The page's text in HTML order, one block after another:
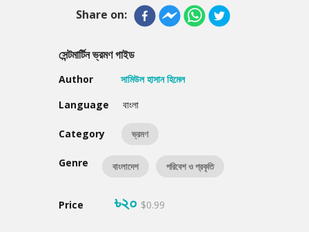
Share on:
সেন্টমার্টিন ভ্রমণ গাইড
Author
সামিউল হাসান হিমেল
Language
বাংলা
Category ভ্রমণ
Genre বাংলাদেশ পরিবেশ ও প্রকৃতি
Price ৳২০ $0.99